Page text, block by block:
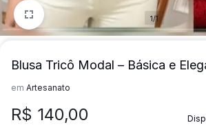
1/1
Blusa Tricô Modal – Básica e
em Artesanato
R$ 140,00